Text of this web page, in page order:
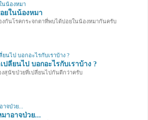
ยในน้องหมา
งกันโรคกระจกตาที่พบได้บ่อยในน้องหมากันครับ
ปลี่ยนไป บอกอะไรกับเราบ้าง ?
งสุนัขป่วยที่เปลี่ยนไปกันดีกว่าครับ
มาอาจป่วย...